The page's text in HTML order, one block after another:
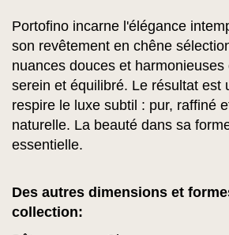
Portofino incarne l'élégance
son revêtement en chêne
nuances douces et
serein et équilibré. Le résultat est
respire le luxe subtil : pur, raffiné
naturelle. La beauté dans sa
essentielle.
Des autres dimensions et
collection: